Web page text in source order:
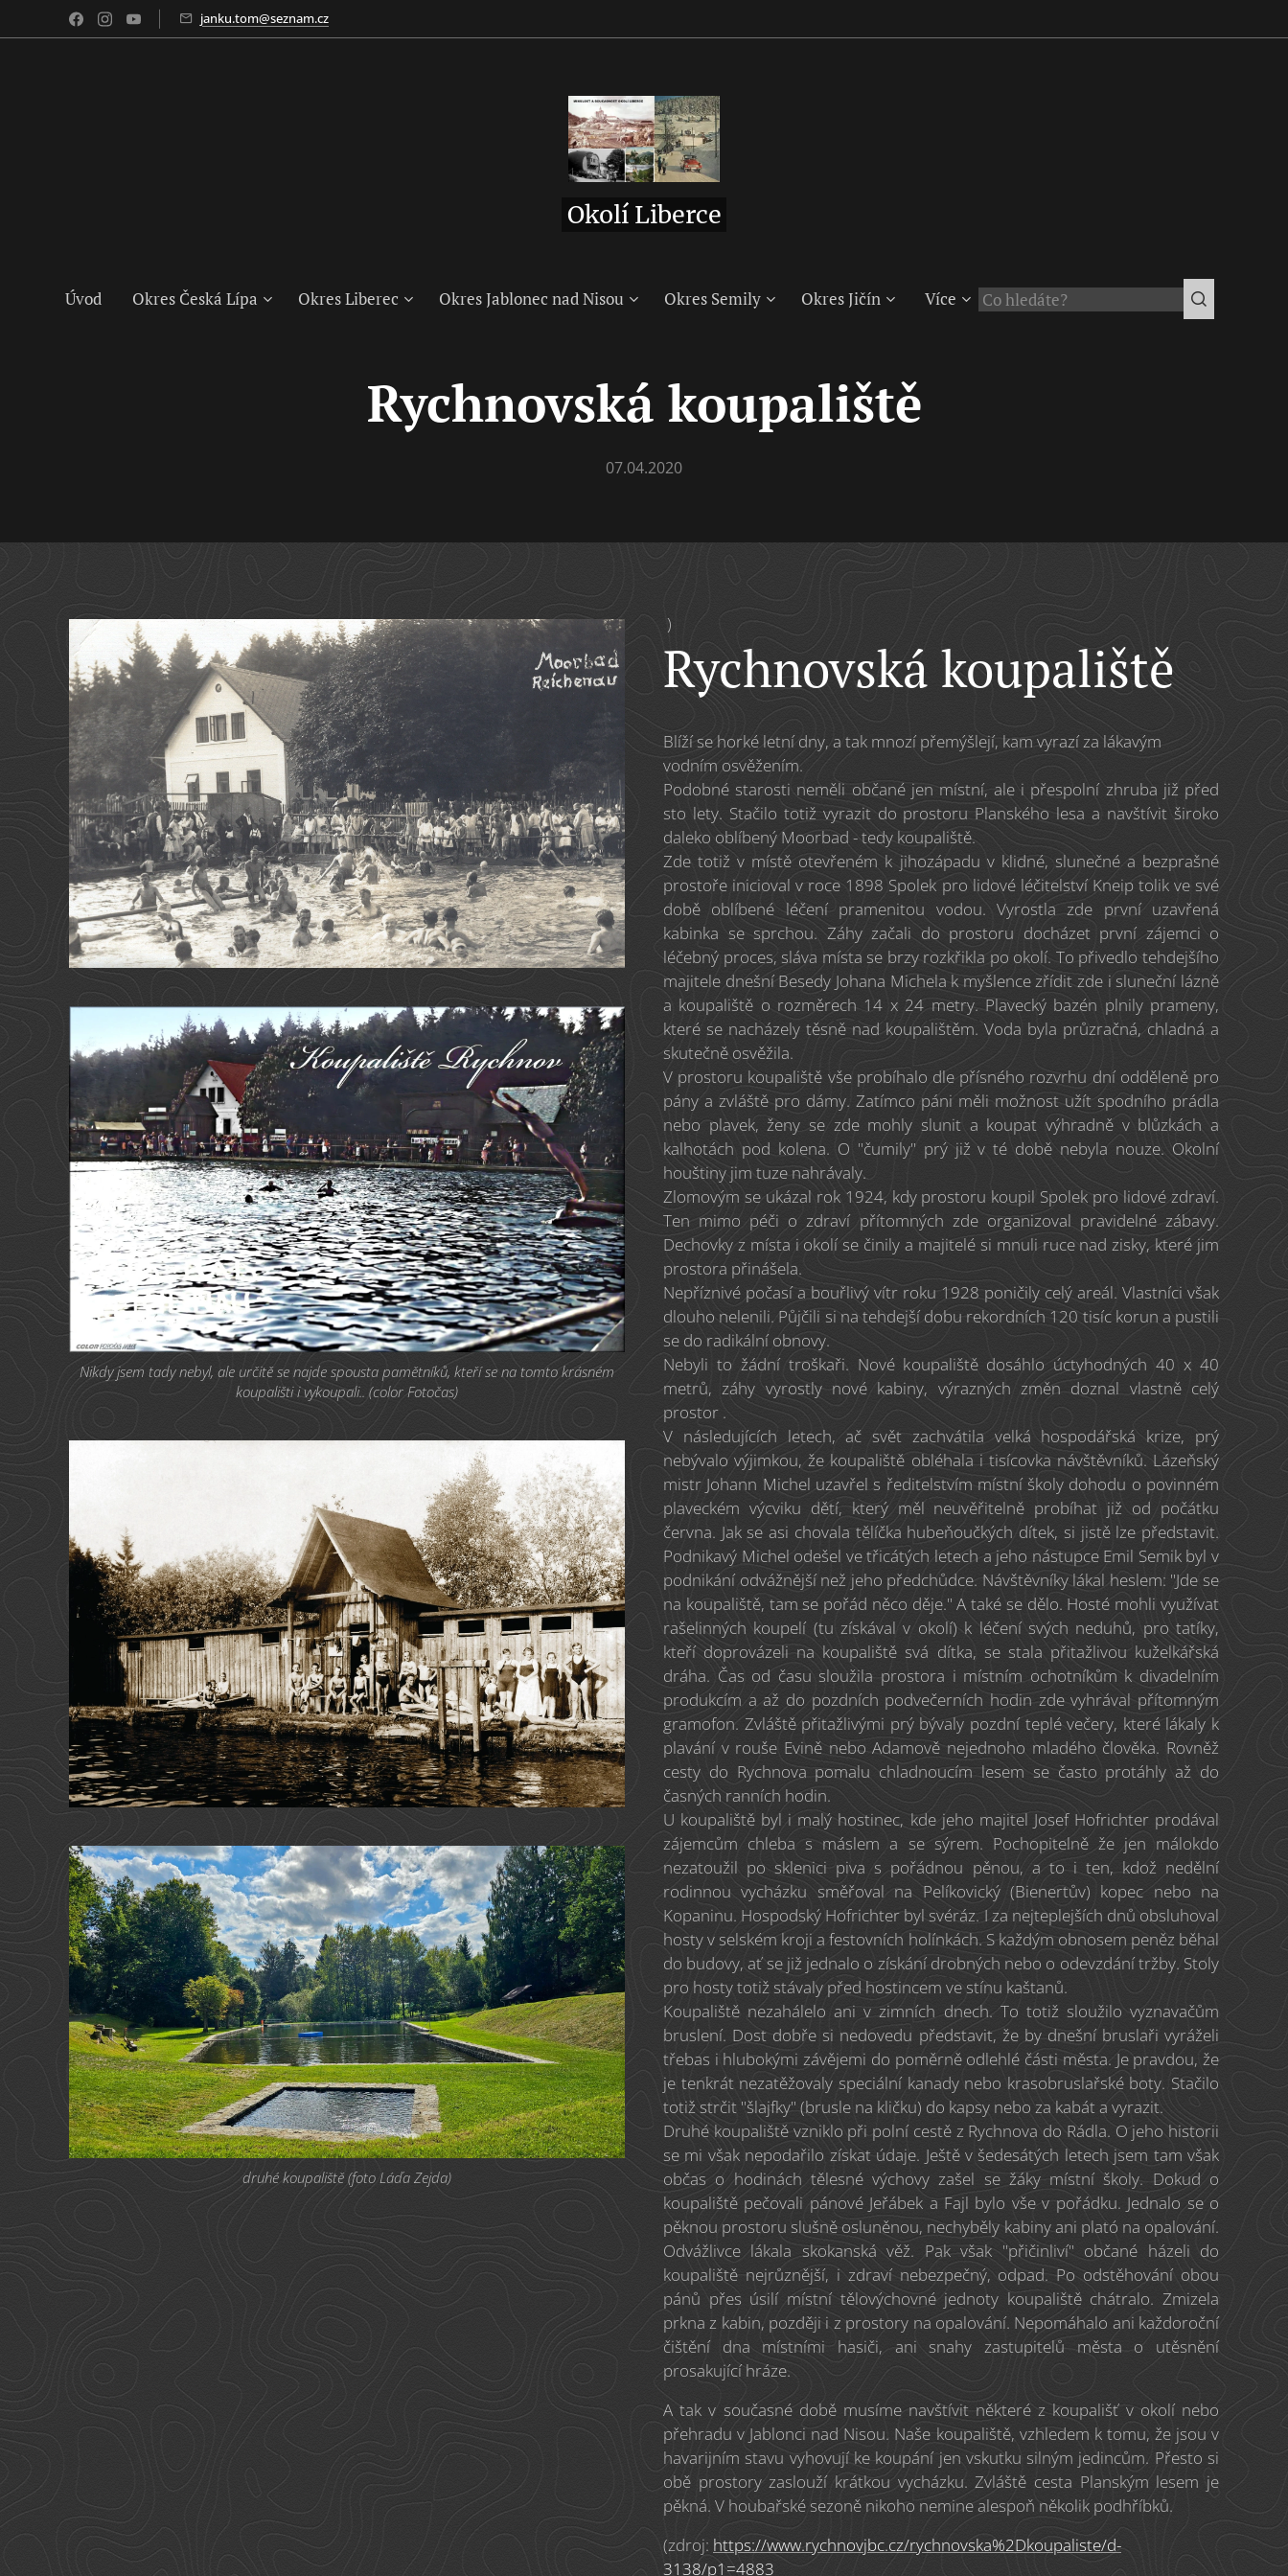
janku.tom@seznam.cz
Okolí Liberce
Úvod Okres Česká Lípa Okres Liberec Okres Jablonec nad Nisou Okres Semily Okres Jičín Více
Rychnovská koupaliště
07.04.2020
Nikdy jsem tady nebyl, ale určitě se najde spousta pamětníků, kteří se na tomto krásném
koupališti i vykoupali.. (color Fotočas)
druhé koupaliště (foto Láďa Zejda)
)
Rychnovská koupaliště
Blíží se horké letní dny, a tak mnozí přemýšlejí, kam vyrazí za lákavým
vodním osvěžením.
Podobné starosti neměli občané jen místní, ale i přespolní zhruba již před
sto lety. Stačilo totiž vyrazit do prostoru Planského lesa a navštívit široko
daleko oblíbený Moorbad - tedy koupaliště.
Zde totiž v místě otevřeném k jihozápadu v klidné, slunečné a bezprašné
prostoře inicioval v roce 1898 Spolek pro lidové léčitelství Kneip tolik ve své
době oblíbené léčení pramenitou vodou. Vyrostla zde první uzavřená
kabinka se sprchou. Záhy začali do prostoru docházet první zájemci o
léčebný proces, sláva místa se brzy rozkřikla po okolí. To přivedlo tehdejšího
majitele dnešní Besedy Johana Michela k myšlence zřídit zde i sluneční lázně
a koupaliště o rozměrech 14 x 24 metry. Plavecký bazén plnily prameny,
které se nacházely těsně nad koupalištěm. Voda byla průzračná, chladná a
skutečně osvěžila.
V prostoru koupaliště vše probíhalo dle přísného rozvrhu dní odděleně pro
pány a zvláště pro dámy. Zatímco páni měli možnost užít spodního prádla
nebo plavek, ženy se zde mohly slunit a koupat výhradně v blůzkách a
kalhotách pod kolena. O "čumily" prý již v té době nebyla nouze. Okolní
houštiny jim tuze nahrávaly.
Zlomovým se ukázal rok 1924, kdy prostoru koupil Spolek pro lidové zdraví.
Ten mimo péči o zdraví přítomných zde organizoval pravidelné zábavy.
Dechovky z místa i okolí se činily a majitelé si mnuli ruce nad zisky, které jim
prostora přinášela.
Nepříznivé počasí a bouřlivý vítr roku 1928 poničily celý areál. Vlastníci však
dlouho nelenili. Půjčili si na tehdejší dobu rekordních 120 tisíc korun a pustili
se do radikální obnovy.
Nebyli to žádní troškaři. Nové koupaliště dosáhlo úctyhodných 40 x 40
metrů, záhy vyrostly nové kabiny, výrazných změn doznal vlastně celý
prostor .
V následujících letech, ač svět zachvátila velká hospodářská krize, prý
nebývalo výjimkou, že koupaliště obléhala i tisícovka návštěvníků. Lázeňský
mistr Johann Michel uzavřel s ředitelstvím místní školy dohodu o povinném
plaveckém výcviku dětí, který měl neuvěřitelně probíhat již od počátku
června. Jak se asi chovala tělíčka hubeňoučkých dítek, si jistě lze představit.
Podnikavý Michel odešel ve třicátých letech a jeho nástupce Emil Semik byl v
podnikání odvážnější než jeho předchůdce. Návštěvníky lákal heslem: "Jde se
na koupaliště, tam se pořád něco děje." A také se dělo. Hosté mohli využívat
rašelinných koupelí (tu získával v okolí) k léčení svých neduhů, pro tatíky,
kteří doprovázeli na koupaliště svá dítka, se stala přitažlivou kuželkářská
dráha. Čas od času sloužila prostora i místním ochotníkům k divadelním
produkcím a až do pozdních podvečerních hodin zde vyhrával přítomným
gramofon. Zvláště přitažlivými prý bývaly pozdní teplé večery, které lákaly k
plavání v rouše Evině nebo Adamově nejednoho mladého člověka. Rovněž
cesty do Rychnova pomalu chladnoucím lesem se často protáhly až do
časných ranních hodin.
U koupaliště byl i malý hostinec, kde jeho majitel Josef Hofrichter prodával
zájemcům chleba s máslem a se sýrem. Pochopitelně že jen málokdo
nezatoužil po sklenici piva s pořádnou pěnou, a to i ten, kdož nedělní
rodinnou vycházku směřoval na Pelíkovický (Bienertův) kopec nebo na
Kopaninu. Hospodský Hofrichter byl svéráz. I za nejteplejších dnů obsluhoval
hosty v selském kroji a festovních holínkách. S každým obnosem peněz běhal
do budovy, ať se již jednalo o získání drobných nebo o odevzdání tržby. Stoly
pro hosty totiž stávaly před hostincem ve stínu kaštanů.
Koupaliště nezahálelo ani v zimních dnech. To totiž sloužilo vyznavačům
bruslení. Dost dobře si nedovedu představit, že by dnešní bruslaři vyráželi
třebas i hlubokými závějemi do poměrně odlehlé části města. Je pravdou, že
je tenkrát nezatěžovaly speciální kanady nebo krasobruslařské boty. Stačilo
totiž strčit "šlajfky" (brusle na kličku) do kapsy nebo za kabát a vyrazit.
Druhé koupaliště vzniklo při polní cestě z Rychnova do Rádla. O jeho historii
se mi však nepodařilo získat údaje. Ještě v šedesátých letech jsem tam však
občas o hodinách tělesné výchovy zašel se žáky místní školy. Dokud o
koupaliště pečovali pánové Jeřábek a Fajl bylo vše v pořádku. Jednalo se o
pěknou prostoru slušně osluněnou, nechyběly kabiny ani plató na opalování.
Odvážlivce lákala skokanská věž. Pak však "přičinliví" občané házeli do
koupaliště nejrůznější, i zdraví nebezpečný, odpad. Po odstěhování obou
pánů přes úsilí místní tělovýchovné jednoty koupaliště chátralo. Zmizela
prkna z kabin, později i z prostory na opalování. Nepomáhalo ani každoroční
čištění dna místními hasiči, ani snahy zastupitelů města o utěsnění
prosakující hráze.
A tak v současné době musíme navštívit některé z koupališť v okolí nebo
přehradu v Jablonci nad Nisou. Naše koupaliště, vzhledem k tomu, že jsou v
havarijním stavu vyhovují ke koupání jen vskutku silným jedincům. Přesto si
obě prostory zaslouží krátkou vycházku. Zvláště cesta Planským lesem je
pěkná. V houbařské sezoně nikoho nemine alespoň několik podhříbků.
(zdroj: https://www.rychnovjbc.cz/rychnovska%2Dkoupaliste/d-
3138/p1=4883